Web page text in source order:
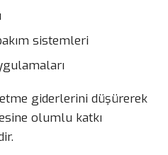
sistemleri
giderlerini düşürerek
olumlu katkı